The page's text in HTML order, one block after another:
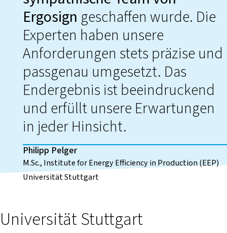
Ergosign geschaffen wurde. Die
Experten haben unsere
Anforderungen stets präzise und
passgenau umgesetzt. Das
Endergebnis ist beeindruckend
und erfüllt unsere Erwartungen
in jeder Hinsicht.
Philipp Pelger
M.Sc., Institute for Energy Efficiency in Production (EEP)
Universität Stuttgart
Universität Stuttgart